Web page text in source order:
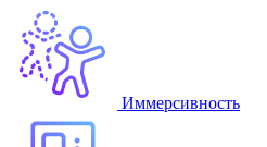
Иммерсивность